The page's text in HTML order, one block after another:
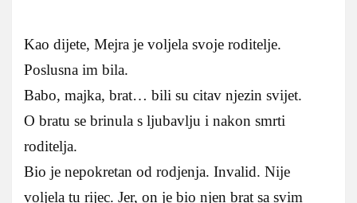
Kao dijete, Mejra je voljela svoje roditelje.
Poslusna im bila.
Babo, majka, brat… bili su citav njezin svijet.
O bratu se brinula s ljubavlju i nakon smrti
roditelja.
Bio je nepokretan od rodjenja. Invalid. Nije
voljela tu rijec. Jer, on je bio njen brat sa svim